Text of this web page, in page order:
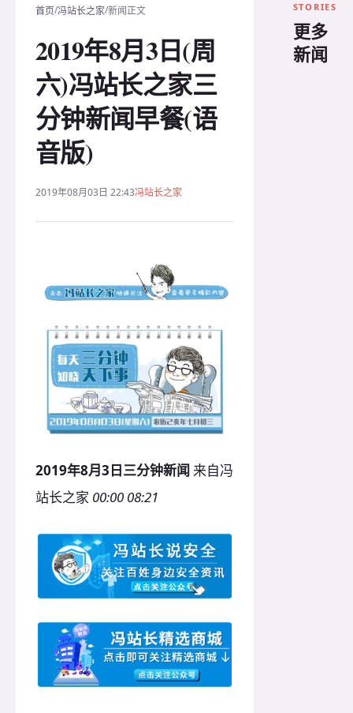
首页/冯站长之家/新闻正文
2019年8月3日(周
六)冯站长之家三
分钟新闻早餐(语
音版)
2019年08月03日 22:43冯站长之家
2019年8月3日三分钟新闻 来自冯
站长之家 00:00 08:21
STORIES
更多
新闻